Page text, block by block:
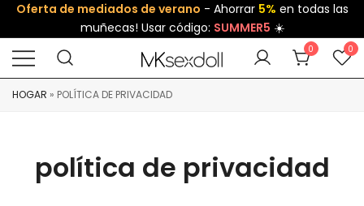
Oferta de mediados de verano - Ahorrar 5% en todas las
muñecas! Usar código: SUMMER5 ☀️
0 0
HOGAR » POLÍTICA DE PRIVACIDAD
política de privacidad